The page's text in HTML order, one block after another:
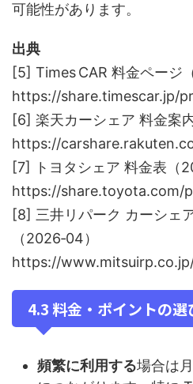
可能性があります。
出典
[5] Times CAR 料金ページ
https://share.timescar.jp/
[6] 楽天カーシェア 料金案
https://
[7] トヨタシェア 料金表（
https://share.toyota.com/
[8] 三井リパーク カーシェ
（2026‑04）
https://
4.3 料金・ポイントの選
頻繁に利用する場合は